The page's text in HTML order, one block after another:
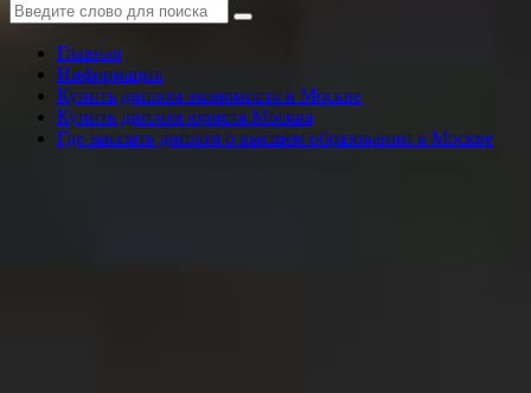
Главная
Информация
Купить диплом экономиста в Москве
Купить диплом юриста Москва
Где заказать диплом о высшем образовании в Москве